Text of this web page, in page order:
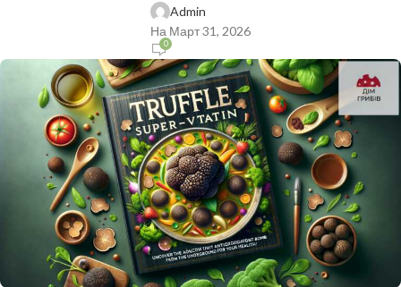
Admin
На Март 31, 2026
0